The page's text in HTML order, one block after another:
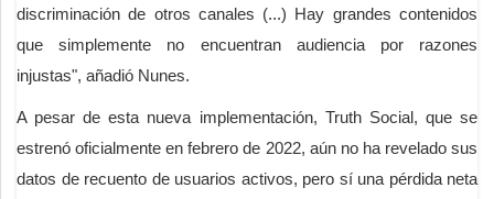
discriminación de otros canales (...) Hay grandes contenidos
que simplemente no encuentran audiencia por razones
injustas", añadió Nunes.
A pesar de esta nueva implementación, Truth Social, que se
estrenó oficialmente en febrero de 2022, aún no ha revelado sus
datos de recuento de usuarios activos, pero sí una pérdida neta